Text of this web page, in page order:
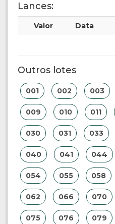
Lances:
Valor Data
Outros lotes
001 002 003
009 010 011
030 031 033
040 041 044
054 055 058
062 066 070
075 076 079